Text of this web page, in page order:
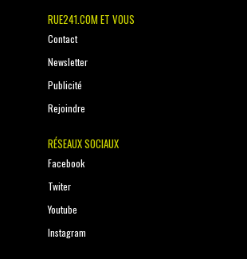
RUE241.COM ET VOUS
Contact
Newsletter
Publicité
Rejoindre
RÉSEAUX SOCIAUX
Facebook
Twiter
Youtube
Instagram